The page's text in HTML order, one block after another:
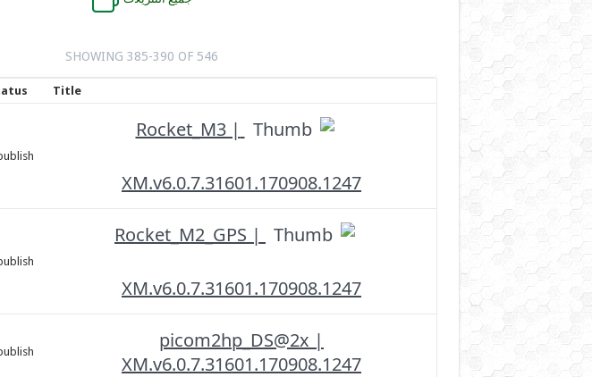
SHOWING 385-390 OF 546
Title
Rocket_M3 |
XM.v6.0.7.31601.170908.1247
Rocket_M2_GPS |
XM.v6.0.7.31601.170908.1247
picom2hp_DS@2x |
XM.v6.0.7.31601.170908.1247